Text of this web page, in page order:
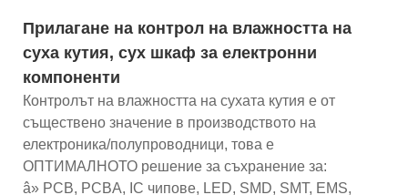
Прилагане на контрол на влажността на
суха кутия, сух шкаф за електронни
компоненти
Контролът на влажността на сухата кутия е от
съществено значение в производството на
електроника/полупроводници, това е
ОПТИМАЛНОТО решение за съхранение за:
â» PCB, PCBA, IC чипове, LED, SMD, SMT, EMS,